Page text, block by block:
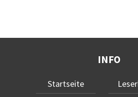
INFO
Startseite